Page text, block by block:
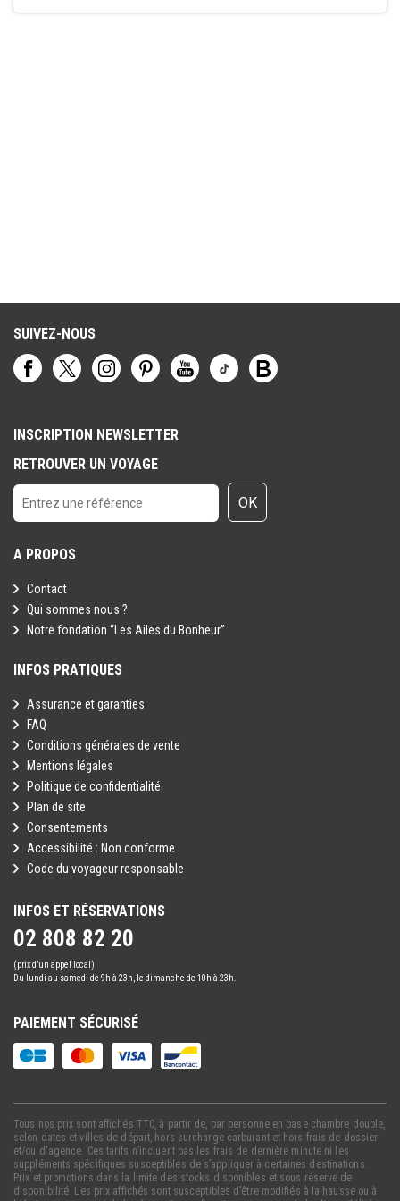
SUIVEZ-NOUS
INSCRIPTION NEWSLETTER
RETROUVER UN VOYAGE
OK
A PROPOS
Contact
Qui sommes nous ?
Notre fondation “Les Ailes du Bonheur”
INFOS PRATIQUES
Assurance et garanties
FAQ
Conditions générales de vente
Mentions légales
Politique de confidentialité
Plan de site
Consentements
Accessibilité : Non conforme
Code du voyageur responsable
INFOS ET RÉSERVATIONS
02 808 82 20
(prix d’un appel local)
Du lundi au samedi de 9h à 23h, le dimanche de 10h à 23h.
PAIEMENT SÉCURISÉ
Tous nos prix sont affichés TTC, à partir de, par personne en base chambre double,
selon dates et villes de départ, hors surcharge carburant et hors frais de dossier
et/ou d'agence. Ces tarifs n’incluent pas les frais de dernière minute ni les
suppléments spécifiques susceptibles de s’appliquer à certaines destinations.
Prix et promotions dans la limite des stocks disponibles et sous réserve de
disponibilité. Les prix affichés sont susceptibles d’être modifiés à la hausse ou à